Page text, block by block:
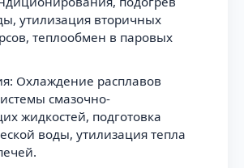
утилизация вторичных
теплообмен в паровых
Охлаждение расплавов
смазочно-
жидкостей, подготовка
воды, утилизация тепла